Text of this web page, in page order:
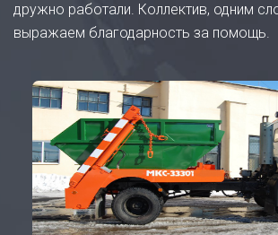
дружно работали. Коллектив, одним
выражаем благодарность за помощь.